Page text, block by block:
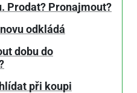
Prodat? Pronajmout?
odkládá
dobu do
při koupi